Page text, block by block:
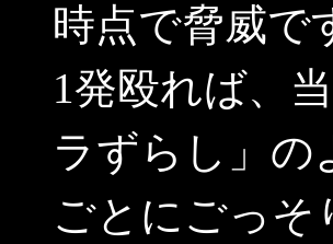
時点で脅威で
1発殴れば、
ラずらし」の
ごとにごっそ